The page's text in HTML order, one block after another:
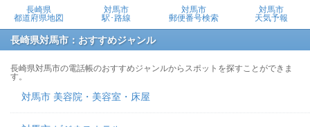
長崎県
都道府県地図
対馬市
駅･路線
対馬市
郵便番号検索
対馬市
天気予報
長崎県対馬市：おすすめジャンル
長崎県対馬市の電話帳のおすすめジャンルからスポットを探すことができま
す。
対馬市 美容院・美容室・床屋